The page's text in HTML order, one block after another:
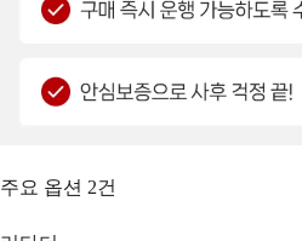
주요 옵션 2건